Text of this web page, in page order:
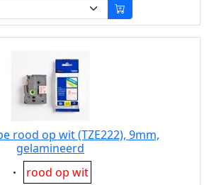
rood op wit (TZE222), 9mm,
gelamineerd
Eigenschaft:
rood op wit